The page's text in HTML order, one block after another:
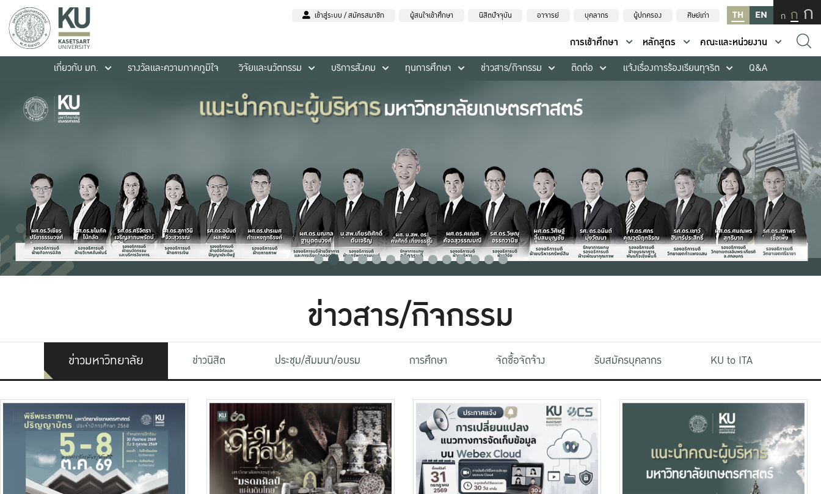
เข้าสู่ระบบ / สมัครสมาชิก ผู้สนใจเข้าศึกษา นิสิตปัจจุบัน อาจารย์ บุคลากร ผู้ปกครอง ศิษย์เก่า TH EN ก ก ก
การเข้าศึกษา หลักสูตร
คณะและหน่วยงาน
เกี่ยวกับ มก.
รางวัลและความภาคภูมิใจ วิจัยและนวัตกรรม บริการสังคม ทุนการศึกษา ข่าวสาร/กิจกรรม ติดต่อ แจ้งเรื่องการร้องเรียนทุจริต Q&A
ข่าวสาร/กิจกรรม
ข่าวมหาวิทยาลัย ข่าวนิสิต ประชุม/สัมมนา/อบรม การศึกษา จัดซื้อจัดจ้าง รับสมัครบุคลากร KU to ITA